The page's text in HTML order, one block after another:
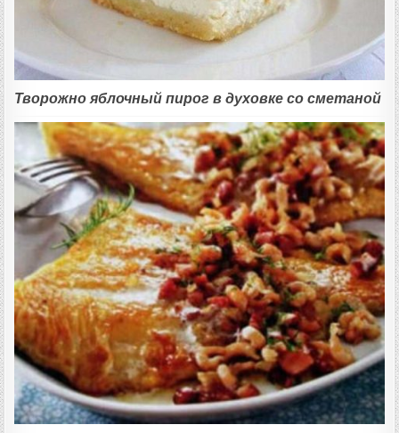
Творожно яблочный пирог в духовке со сметаной